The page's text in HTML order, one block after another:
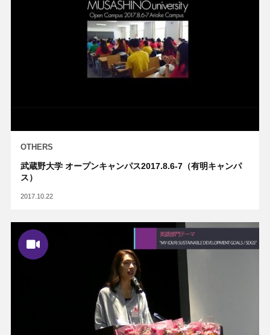
OTHERS
武蔵野大学 オープンキャンパス2017.8.6-7（有明キャンパ
ス）
2017.10.22